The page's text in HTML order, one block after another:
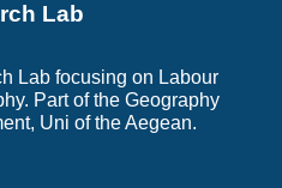
Lab
Lab focusing on Labour
Part of the Geography
Uni of the Aegean.